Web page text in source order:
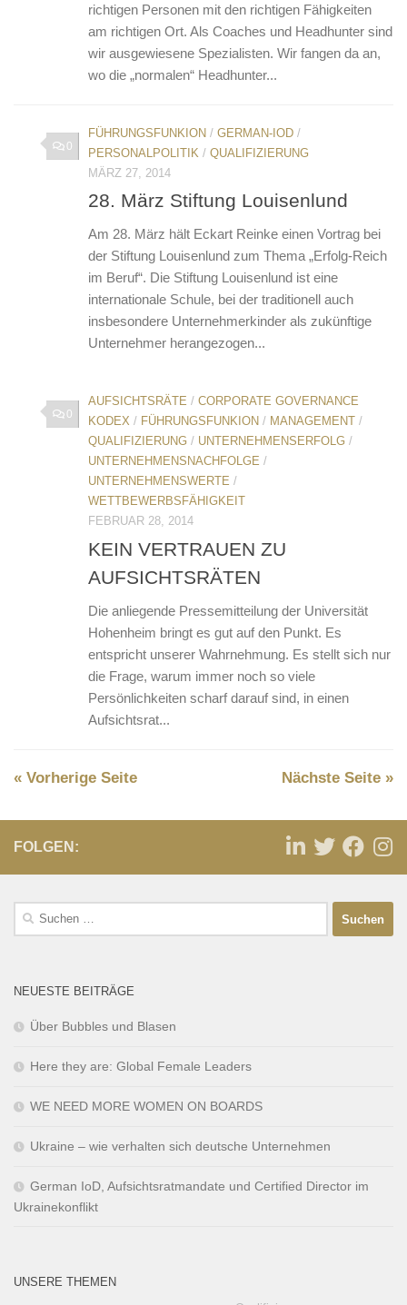
richtigen Personen mit den richtigen Fähigkeiten
am richtigen Ort. Als Coaches und Headhunter sind
wir ausgewiesene Spezialisten. Wir fangen da an,
wo die „normalen“ Headhunter...
0
FÜHRUNGSFUNKION / GERMAN-IOD /
PERSONALPOLITIK / QUALIFIZIERUNG
MÄRZ 27, 2014
28. März Stiftung Louisenlund
Am 28. März hält Eckart Reinke einen Vortrag bei
der Stiftung Louisenlund zum Thema „Erfolg-Reich
im Beruf“. Die Stiftung Louisenlund ist eine
internationale Schule, bei der traditionell auch
insbesondere Unternehmerkinder als zukünftige
Unternehmer herangezogen...
0
AUFSICHTSRÄTE / CORPORATE GOVERNANCE
KODEX / FÜHRUNGSFUNKION / MANAGEMENT /
QUALIFIZIERUNG / UNTERNEHMENSERFOLG /
UNTERNEHMENSNACHFOLGE /
UNTERNEHMENSWERTE /
WETTBEWERBSFÄHIGKEIT
FEBRUAR 28, 2014
KEIN VERTRAUEN ZU
AUFSICHTSRÄTEN
Die anliegende Pressemitteilung der Universität
Hohenheim bringt es gut auf den Punkt. Es
entspricht unserer Wahrnehmung. Es stellt sich nur
die Frage, warum immer noch so viele
Persönlichkeiten scharf darauf sind, in einen
Aufsichtsrat...
« Vorherige Seite Nächste Seite »
FOLGEN:
NEUESTE BEITRÄGE
Über Bubbles und Blasen
Here they are: Global Female Leaders
WE NEED MORE WOMEN ON BOARDS
Ukraine – wie verhalten sich deutsche Unternehmen
German IoD, Aufsichtsratmandate und Certified Director im
Ukrainekonflikt
UNSERE THEMEN